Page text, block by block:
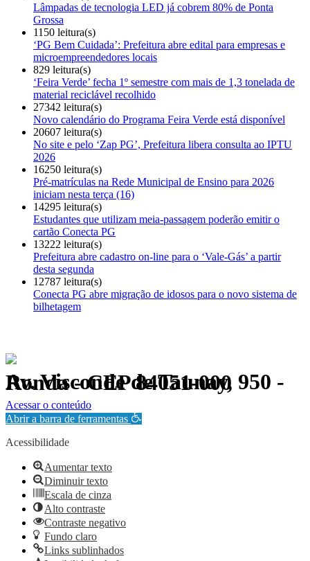
Lâmpadas de tecnologia LED já cobrem 80% de Ponta
Grossa
1150 leitura(s)
‘PG Bem Cuidada’: Prefeitura abre edital para empresas e
microempreendedores locais
829 leitura(s)
‘Feira Verde’ fecha 1º semestre com mais de 1,3 tonelada de
material reciclável recolhido
27342 leitura(s)
Novo calendário do Programa Feira Verde está disponível
20607 leitura(s)
No site e pelo ‘Zap PG’, Prefeitura libera consulta ao IPTU
2026
16250 leitura(s)
Pré-matrículas na Rede Municipal de Ensino para 2026
iniciam nesta terça (16)
14295 leitura(s)
Estudantes que utilizam meia-passagem poderão emitir o
cartão Conecta PG
13222 leitura(s)
Prefeitura abre cadastro on-line para o ‘Vale-Gás’ a partir
desta segunda
12787 leitura(s)
Conecta PG abre migração de idosos para o novo sistema de
bilhetagem
Av. Visconde de Taunay, 950 - Ronda - CEP 84051-000
Política de Privacidade.
Acessar o conteúdo
Abrir a barra de ferramentas
Acessibilidade
Aumentar texto
Diminuir texto
Escala de cinza
Alto contraste
Contraste negativo
Fundo claro
Links sublinhados